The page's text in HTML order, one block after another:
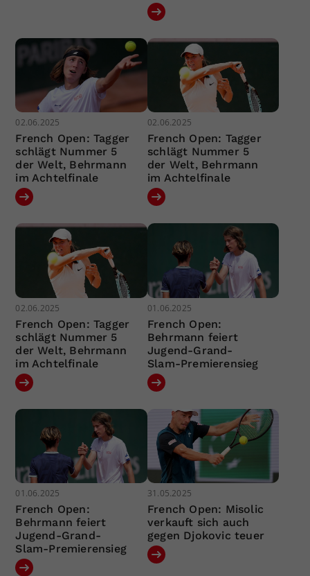
02.06.2025
French Open: Tagger
schlägt Nummer 5
der Welt, Behrmann
im Achtelfinale
02.06.2025
French Open: Tagger
schlägt Nummer 5
der Welt, Behrmann
im Achtelfinale
02.06.2025
French Open: Tagger
schlägt Nummer 5
der Welt, Behrmann
im Achtelfinale
01.06.2025
French Open:
Behrmann feiert
Jugend-Grand-
Slam-Premierensieg
01.06.2025
French Open:
Behrmann feiert
Jugend-Grand-
Slam-Premierensieg
31.05.2025
French Open: Misolic
verkauft sich auch
gegen Djokovic teuer